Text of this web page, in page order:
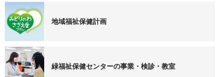
地域福祉保健計画
緑福祉保健センターの事業・検診・教室